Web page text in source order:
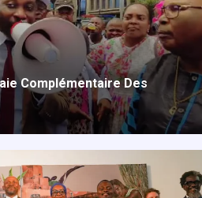
Complémentaire Des